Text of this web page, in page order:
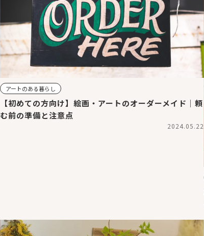
アートのある暮らし
【初めての方向け】絵画・アートのオーダーメイド｜頼
む前の準備と注意点
2024.05.22